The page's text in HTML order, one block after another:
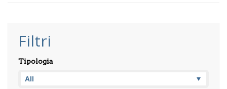
Filtri
Tipologia